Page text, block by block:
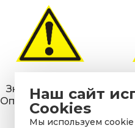
Наш сайт
Cookies
Мы используем
Знак «Внимание.
Опасность (прочие
опасности)»